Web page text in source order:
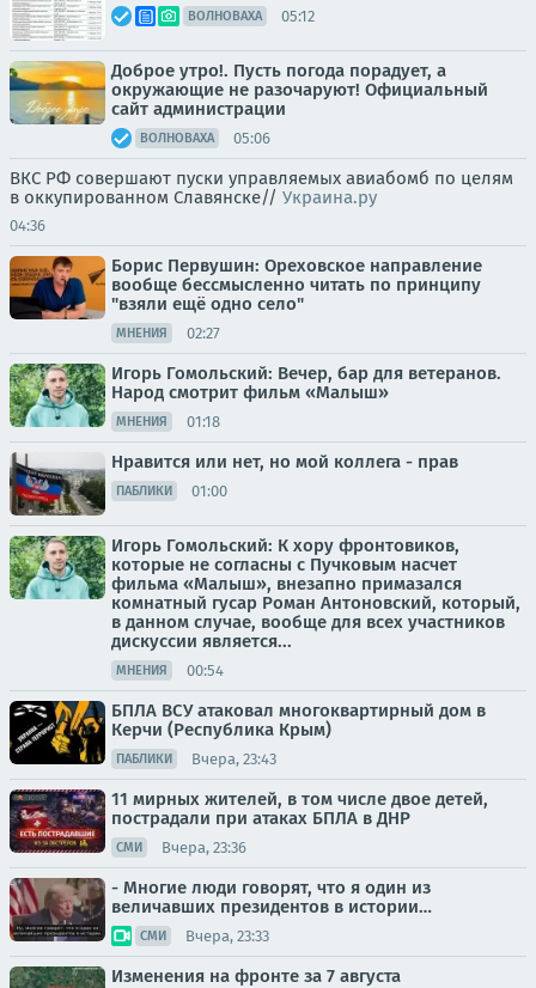
ВОЛНОВАХА 05:12
Доброе утро!. Пусть погода порадует, а
окружающие не разочаруют! Официальный
сайт администрации
ВОЛНОВАХА 05:06
ВКС РФ совершают пуски управляемых авиабомб по целям
в оккупированном Славянске// Украина.ру
04:36
Борис Первушин: Ореховское направление
вообще бессмысленно читать по принципу
"взяли ещё одно село"
МНЕНИЯ 02:27
Игорь Гомольский: Вечер, бар для ветеранов.
Народ смотрит фильм «Малыш»
МНЕНИЯ 01:18
Нравится или нет, но мой коллега - прав
ПАБЛИКИ 01:00
Игорь Гомольский: К хору фронтовиков,
которые не согласны с Пучковым насчет
фильма «Малыш», внезапно примазался
комнатный гусар Роман Антоновский, который,
в данном случае, вообще для всех участников
дискуссии является...
МНЕНИЯ 00:54
БПЛА ВСУ атаковал многоквартирный дом в
Керчи (Республика Крым)
ПАБЛИКИ Вчера, 23:43
11 мирных жителей, в том числе двое детей,
пострадали при атаках БПЛА в ДНР
СМИ Вчера, 23:36
- Многие люди говорят, что я один из
величавших президентов в истории…
СМИ Вчера, 23:33
Изменения на фронте за 7 августа